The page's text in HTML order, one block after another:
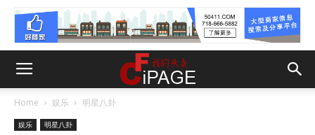
Home 娱乐 明星八卦
娱乐 明星八卦